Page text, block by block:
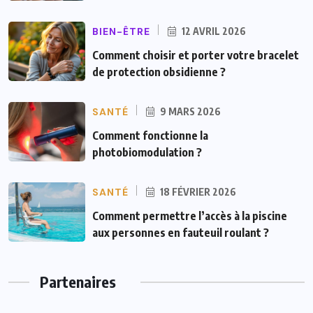
BIEN-ÊTRE 12 AVRIL 2026
Comment choisir et porter votre bracelet
de protection obsidienne ?
SANTÉ 9 MARS 2026
Comment fonctionne la
photobiomodulation ?
SANTÉ 18 FÉVRIER 2026
Comment permettre l’accès à la piscine
aux personnes en fauteuil roulant ?
Partenaires